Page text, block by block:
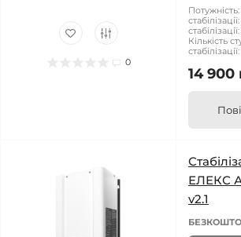
0
Потужність:
стабілізації:
стабілізації:
Кількість
стабілізації:
14 900
ЕЛЕКС
v2.1